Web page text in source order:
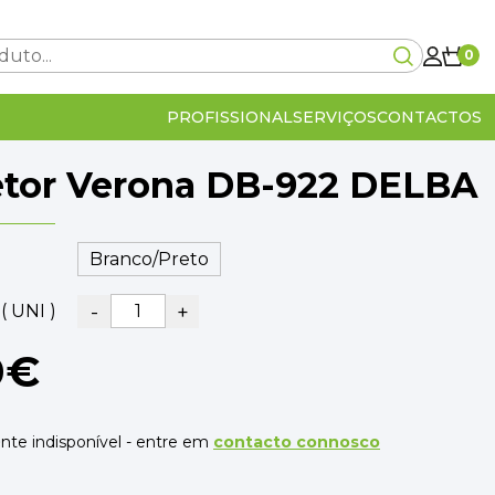
0
PROFISSIONALSERVIÇOSCONTACTOS
Carrinho Vazio!
IVA Incluído
Verona DB-922 DELBA
UNI ) - +
indisponível - entre em contacto connosco